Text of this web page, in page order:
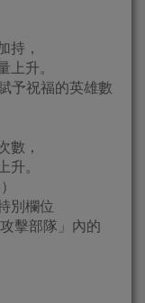
持，
上升。
予祝福的英雄數
數，
升。
別欄位
擊部隊」內的